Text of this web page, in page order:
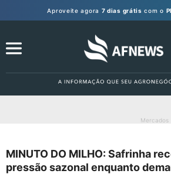
Aproveite agora 7 dias grátis com o
Mercados
MINUTO DO MILHO: Safrinha
pressão sazonal enquanto